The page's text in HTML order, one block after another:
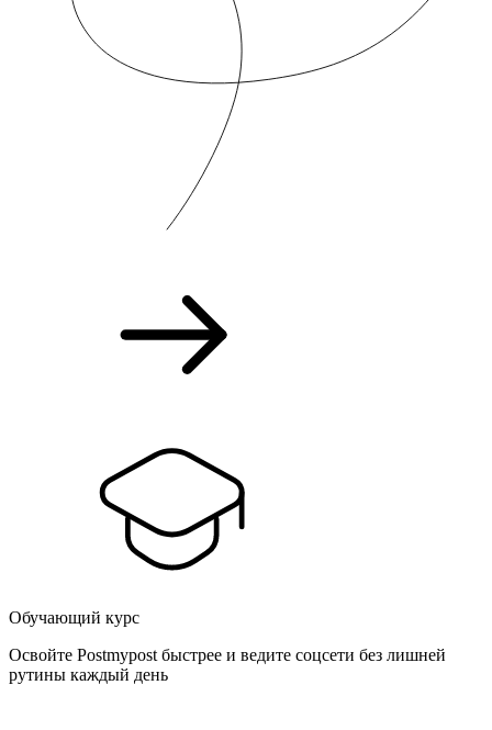
Обучающий курс
Освойте Postmypost быстрее и ведите соцсети без лишней
рутины каждый день